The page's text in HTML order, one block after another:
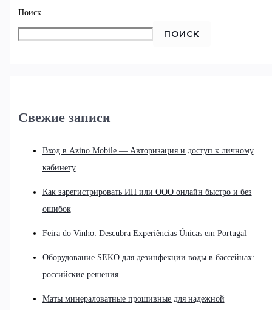
Поиск
ПОИСК
Свежие записи
Вход в Azino Mobile — Авторизация и доступ к личному
кабинету
Как зарегистрировать ИП или ООО онлайн быстро и без
ошибок
Feira do Vinho: Descubra Experiências Únicas em Portugal
Оборудование SEKO для дезинфекции воды в бассейнах:
российские решения
Маты минераловатные прошивные для надежной